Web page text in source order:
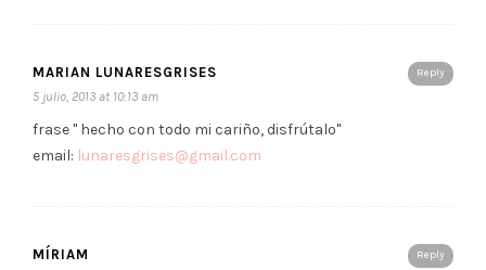
Reply
MARIAN LUNARESGRISES
5 julio, 2013 at 10:13 am
frase " hecho con todo mi cariño, disfrútalo"
email: lunaresgrises@gmail.com
Reply
MÍRIAM